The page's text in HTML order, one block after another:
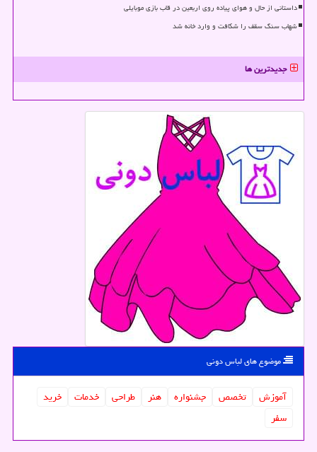
داستانی از حال و هوای پیاده روی اربعین در قاب بازی موبایلی
شهاب سنگ سقف را شکافت و وارد خانه شد
جدیدترین ها
موضوع های لباس دونی
آموزش تخصص جشنواره هنر طراحی خدمات
خرید
سفر